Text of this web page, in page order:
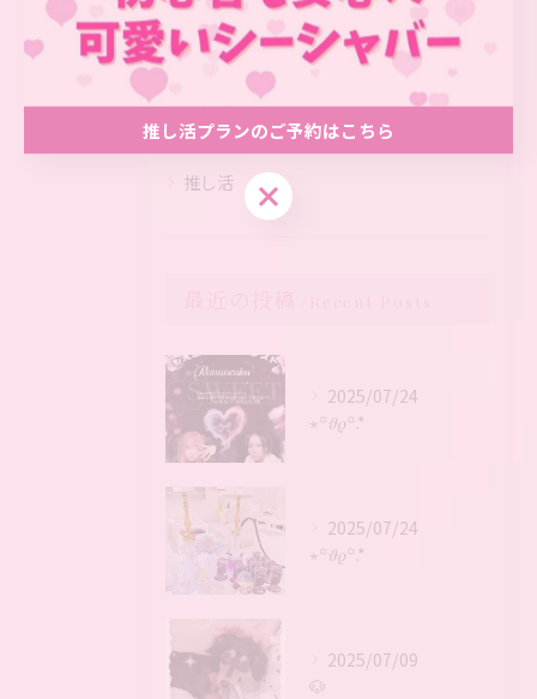
アフタヌーンティー
カフェ
初心者
推し活
2025/07/24
⋆꙳𝜗𝜚꙳.*‬
2025/07/24
⋆꙳𝜗𝜚꙳.*‬
2025/07/09
🐶
推し活プランのご予約はこちら
推し活プランのご予約はこちら